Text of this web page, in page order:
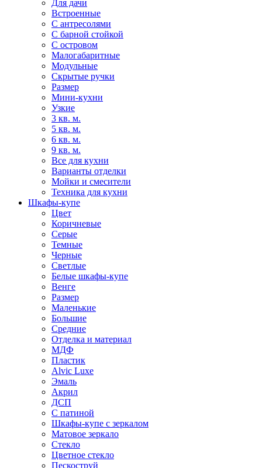
Для дачи
Встроенные
С антресолями
С барной стойкой
С островом
Малогабаритные
Модульные
Скрытые ручки
Размер
Мини-кухни
Узкие
3 кв. м.
5 кв. м.
6 кв. м.
9 кв. м.
Все для кухни
Варианты отделки
Мойки и смесители
Техника для кухни
Шкафы-купе
Цвет
Коричневые
Серые
Темные
Черные
Светлые
Белые шкафы-купе
Венге
Размер
Маленькие
Большие
Средние
Отделка и материал
МДФ
Пластик
Alvic Luxe
Эмаль
Акрил
ДСП
С патиной
Шкафы-купе с зеркалом
Матовое зеркало
Стекло
Цветное стекло
Пескоструй